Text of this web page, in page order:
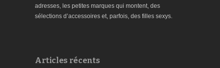
adresses, les petites marques qui montent, des
sélections d’accessoires et, parfois, des filles sexys.
Articles récents